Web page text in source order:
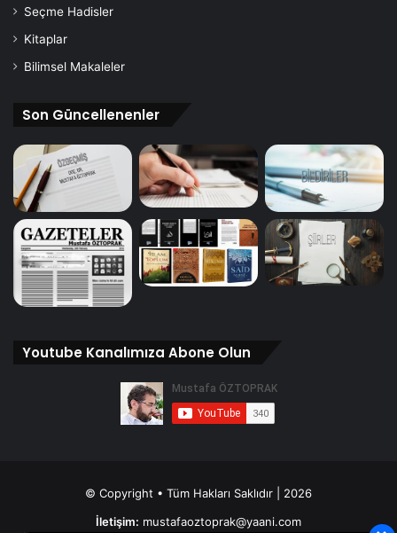
Seçme Hadisler
Kitaplar
Bilimsel Makaleler
Son Güncellenenler
Youtube Kanalımıza Abone Olun
© Copyright • Tüm Hakları Saklıdır | 2026
İletişim: mustafaoztoprak@yaani.com